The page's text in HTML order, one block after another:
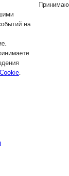
на
.
Принимаю